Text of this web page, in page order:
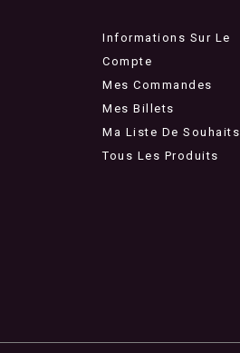
Informations Sur Le
Compte
Mes Commandes
Mes Billets
Ma Liste De Souhaits
Tous Les Produits